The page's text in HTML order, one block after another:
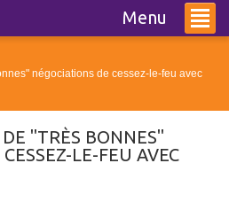
Menu
négociations de cessez-le-feu avec
"TRÈS BONNES"
LE-FEU AVEC